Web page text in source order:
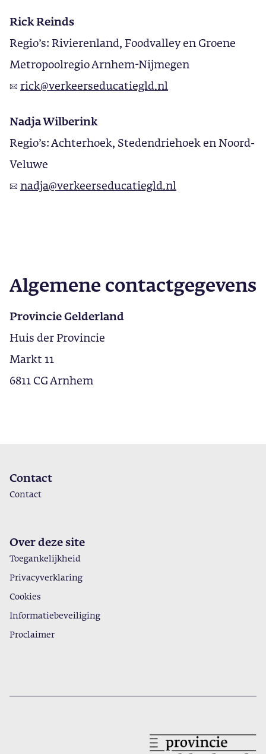
Rick Reinds
Regio’s: Rivierenland, Foodvalley en Groene
Metropoolregio Arnhem-Nijmegen
✉️ rick@verkeerseducatiegld.nl
Nadja Wilberink
Regio’s: Achterhoek, Stedendriehoek en Noord-
Veluwe
✉️ nadja@verkeerseducatiegld.nl
Algemene contactgegevens
Provincie Gelderland
Huis der Provincie
Markt 11
6811 CG Arnhem
Contact
Contact
Over deze site
Toegankelijkheid
Privacyverklaring
Cookies
Informatiebeveiliging
Proclaimer